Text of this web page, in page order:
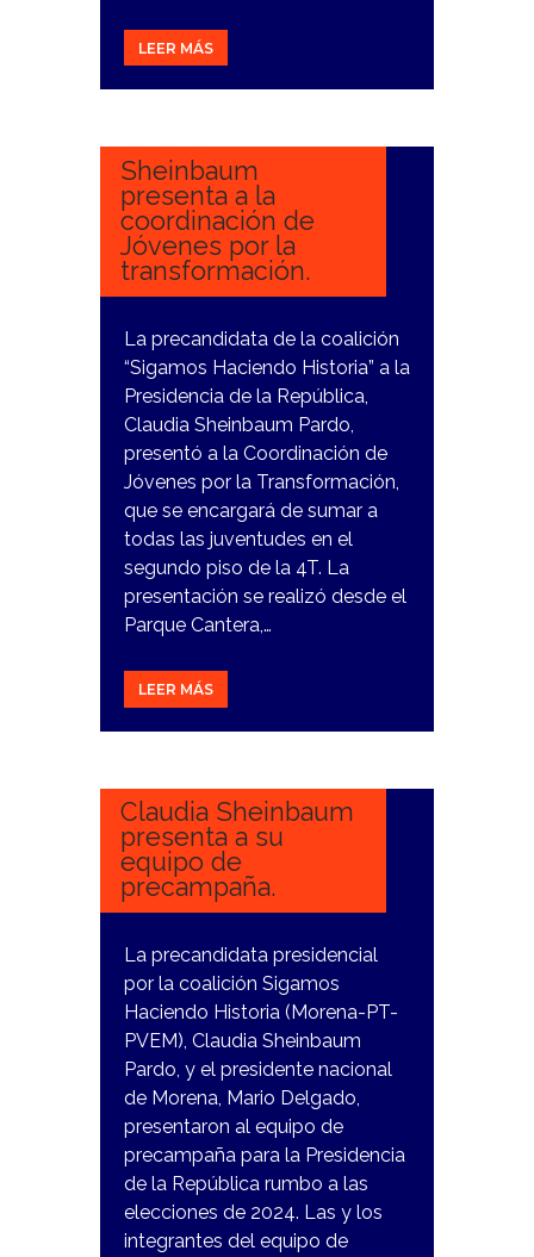
LEER MÁS
18
Sheinbaum
presenta a la
coordinación de
Jóvenes por la
transformación.
La precandidata de la coalición
“Sigamos Haciendo Historia” a la
Presidencia de la República,
Claudia Sheinbaum Pardo,
presentó a la Coordinación de
Jóvenes por la Transformación,
que se encargará de sumar a
todas las juventudes en el
segundo piso de la 4T. La
presentación se realizó desde el
Parque Cantera,…
LEER MÁS
28
Claudia Sheinbaum
presenta a su
equipo de
precampaña.
La precandidata presidencial
por la coalición Sigamos
Haciendo Historia (Morena-PT-
PVEM), Claudia Sheinbaum
Pardo, y el presidente nacional
de Morena, Mario Delgado,
presentaron al equipo de
precampaña para la Presidencia
de la República rumbo a las
elecciones de 2024. Las y los
integrantes del equipo de